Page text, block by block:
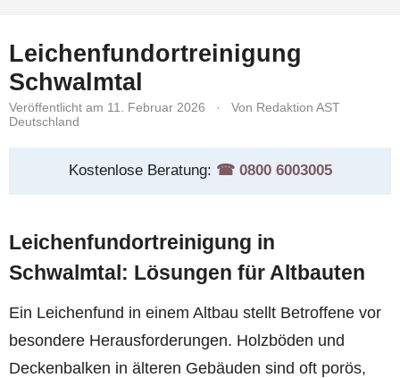
Leichenfundortreinigung
Schwalmtal
Veröffentlicht am 11. Februar 2026 ·
Von Redaktion AST
Deutschland
Kostenlose Beratung: ☎︎ 0800 6003005
Leichenfundortreinigung in
Schwalmtal: Lösungen für Altbauten
Ein Leichenfund in einem Altbau stellt Betroffene vor
besondere Herausforderungen. Holzböden und
Deckenbalken in älteren Gebäuden sind oft porös,